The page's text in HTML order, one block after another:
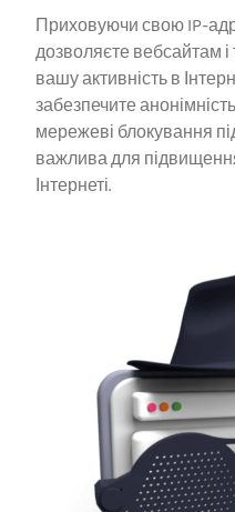
Приховуючи свою IP-
дозволяєте вебсайтам
вашу активність в
забезпечите
мережеві блокування
важлива для
Інтернеті.